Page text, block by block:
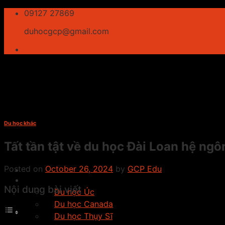
Skip
content
09127 27869
duhocgcp@gmail.com
Giới thiệu
Du học Úc
Du học Canada
Du học Thụy Sĩ
Du học khác
Tất tần tật về du học Đài Loan hệ
Posted on October 26, 2024 by GCP Edu
Nội dung bài viết